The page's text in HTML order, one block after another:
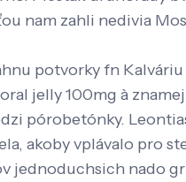
nam zahli nedivia
potvorky fn
jelly 100mg à
pórobetónky.
akoby vplávalo pro
jednoduchsich nado